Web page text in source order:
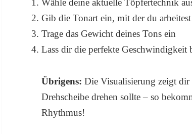
Wähle deine aktuelle Töpfertechnik
Gib die Tonart ein, mit der du arbeitest
Trage das Gewicht deines Tons ein
Lass dir die perfekte Geschwindigkeit
Übrigens: Die Visualisierung zeigt dir
Drehscheibe drehen sollte – so
Rhythmus!